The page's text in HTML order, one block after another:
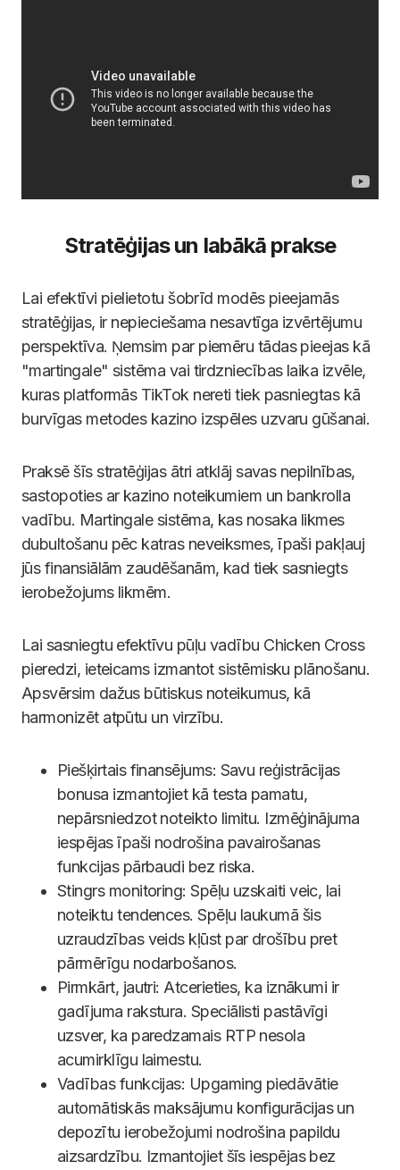
Stratēģijas un labākā prakse
Lai efektīvi pielietotu šobrīd modēs pieejamās
stratēģijas, ir nepieciešama nesavtīga izvērtējumu
perspektīva. Ņemsim par piemēru tādas pieejas kā
"martingale" sistēma vai tirdzniecības laika izvēle,
kuras platformās TikTok nereti tiek pasniegtas kā
burvīgas metodes kazino izspēles uzvaru gūšanai.
Praksē šīs stratēģijas ātri atklāj savas nepilnības,
sastopoties ar kazino noteikumiem un bankrolla
vadību. Martingale sistēma, kas nosaka likmes
dubultošanu pēc katras neveiksmes, īpaši pakļauj
jūs finansiālām zaudēšanām, kad tiek sasniegts
ierobežojums likmēm.
Lai sasniegtu efektīvu pūļu vadību Chicken Cross
pieredzi, ieteicams izmantot sistēmisku plānošanu.
Apsvērsim dažus būtiskus noteikumus, kā
harmonizēt atpūtu un virzību.
Piešķirtais finansējums: Savu reģistrācijas
bonusa izmantojiet kā testa pamatu,
nepārsniedzot noteikto limitu. Izmēģinājuma
iespējas īpaši nodrošina pavairošanas
funkcijas pārbaudi bez riska.
Stingrs monitoring: Spēļu uzskaiti veic, lai
noteiktu tendences. Spēļu laukumā šis
uzraudzības veids kļūst par drošību pret
pārmērīgu nodarbošanos.
Pirmkārt, jautri: Atcerieties, ka iznākumi ir
gadījuma rakstura. Speciālisti pastāvīgi
uzsver, ka paredzamais RTP nesola
acumirklīgu laimestu.
Vadības funkcijas: Upgaming piedāvātie
automātiskās maksājumu konfigurācijas un
depozītu ierobežojumi nodrošina papildu
aizsardzību. Izmantojiet šīs iespējas bez